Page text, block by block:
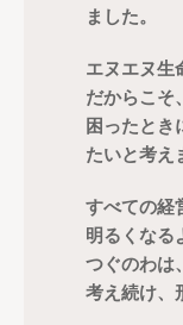
ました。
エヌエヌ生
だからこそ
困ったとき
たいと考え
すべての経
明るくなる
つぐのわは
考え続け、